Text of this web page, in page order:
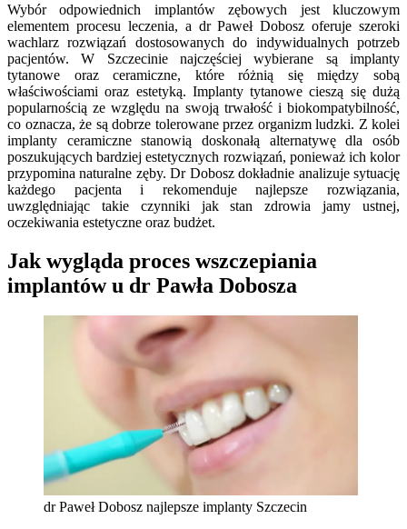
Wybór odpowiednich implantów zębowych jest kluczowym
elementem procesu leczenia, a dr Paweł Dobosz oferuje szeroki
wachlarz rozwiązań dostosowanych do indywidualnych potrzeb
pacjentów. W Szczecinie najczęściej wybierane są implanty
tytanowe oraz ceramiczne, które różnią się między sobą
właściwościami oraz estetyką. Implanty tytanowe cieszą się dużą
popularnością ze względu na swoją trwałość i biokompatybilność,
co oznacza, że są dobrze tolerowane przez organizm ludzki. Z kolei
implanty ceramiczne stanowią doskonałą alternatywę dla osób
poszukujących bardziej estetycznych rozwiązań, ponieważ ich kolor
przypomina naturalne zęby. Dr Dobosz dokładnie analizuje sytuację
każdego pacjenta i rekomenduje najlepsze rozwiązania,
uwzględniając takie czynniki jak stan zdrowia jamy ustnej,
oczekiwania estetyczne oraz budżet.
Jak wygląda proces wszczepiania
implantów u dr Pawła Dobosza
dr Paweł Dobosz najlepsze implanty Szczecin